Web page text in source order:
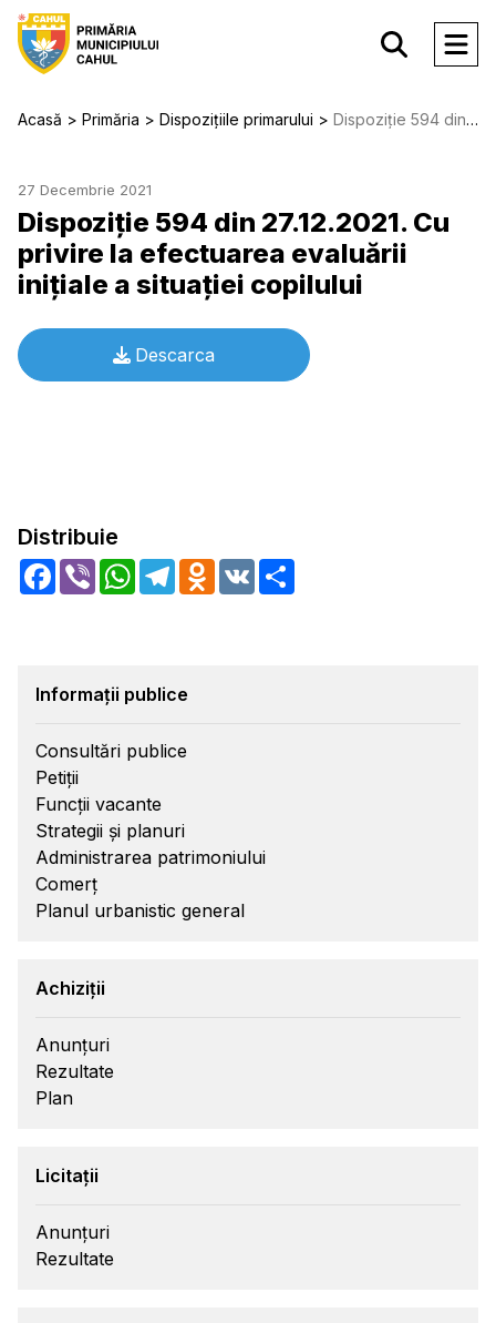
Acasă Primăria Dispozițiile primarului Dispoziție 594 din 27.12.2021. Cu privire la efectuarea evaluării iniţiale a situaţiei copilului
27 Decembrie 2021
Dispoziție 594 din 27.12.2021. Cu
privire la efectuarea evaluării
iniţiale a situaţiei copilului
Descarca
Distribuie
Facebook
Viber WhatsApp
TelegramOdnoklassniki
VK
Informații publice
Consultări publice
Petiții
Funcții vacante
Strategii și planuri
Administrarea patrimoniului
Comerț
Planul urbanistic general
Achiziții
Anunțuri
Rezultate
Plan
Licitații
Anunțuri
Rezultate